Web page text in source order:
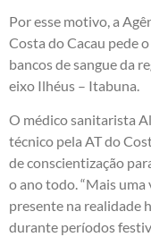
Por esse motivo, a
Costa do Cacau pede
bancos de sangue da
eixo Ilhéus – Itabuna.
O médico sanitarista
técnico pela AT do
de conscientização
o ano todo. “Mais uma
presente na realidade
durante períodos